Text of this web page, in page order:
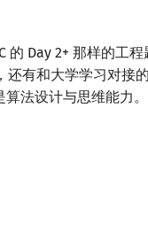
的 Day 2+ 那样的工程
有和大学学习对接
法设计与思维能力。